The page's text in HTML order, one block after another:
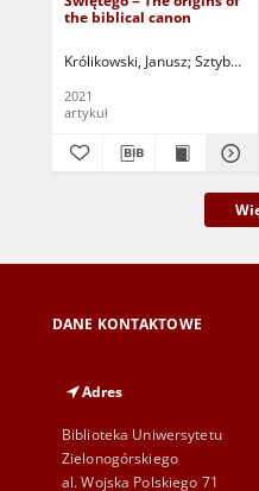
the biblical canon
Królikowski, Janusz Sztyber,
2021
artykuł
DANE KONTAKTOWE
Adres
Biblioteka Uniwersytetu
Zielonogórskiego
al. Wojska Polskiego 71